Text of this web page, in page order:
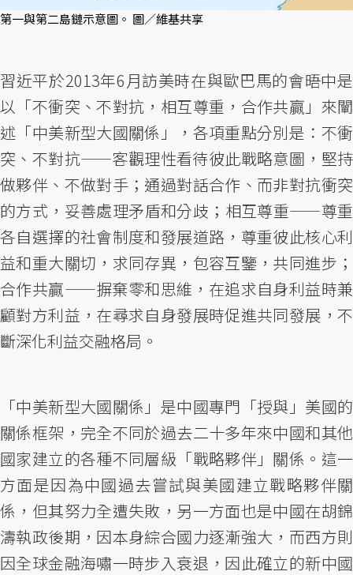
第一與第二島鏈示意圖。 圖／維基共享
習近平於2013年6月訪美時在與歐巴馬的會晤中是
以「不衝突、不對抗，相互尊重，合作共贏」來闡
述「中美新型大國關係」，各項重點分別是：不衝
突、不對抗——客觀理性看待彼此戰略意圖，堅持
做夥伴、不做對手；通過對話合作、而非對抗衝突
的方式，妥善處理矛盾和分歧；相互尊重——尊重
各自選擇的社會制度和發展道路，尊重彼此核心利
益和重大關切，求同存異，包容互鑒，共同進步；
合作共贏——摒棄零和思維，在追求自身利益時兼
顧對方利益，在尋求自身發展時促進共同發展，不
斷深化利益交融格局。
「中美新型大國關係」是中國專門「授與」美國的
關係框架，完全不同於過去二十多年來中國和其他
國家建立的各種不同層級「戰略夥伴」關係。這一
方面是因為中國過去嘗試與美國建立戰略夥伴關
係，但其努力全遭失敗，另一方面也是中國在胡錦
濤執政後期，因本身綜合國力逐漸強大，而西方則
因全球金融海嘯一時步入衰退，因此確立的新中國